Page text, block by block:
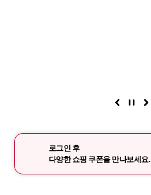
로그인 후
다양한 쇼핑 쿠폰을 만나보세요.